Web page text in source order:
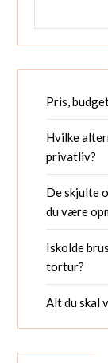
Pris,
Hvilke
privatliv?
De skjulte
du være
Iskolde
tortur?
Alt du skal